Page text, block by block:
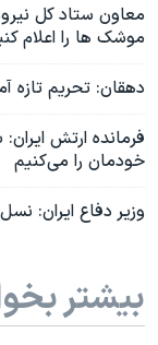
معاون ستاد کل
موشک ها را اعلام
دهقان: تحریم تازه
فرمانده ارتش
خودمان را می‌کنیم
وزیر دفاع ایران:
بیشتر